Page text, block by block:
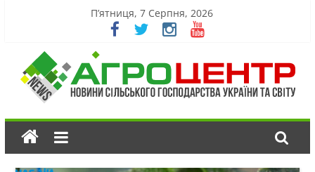
П’ятниця, 7 Серпня, 2026